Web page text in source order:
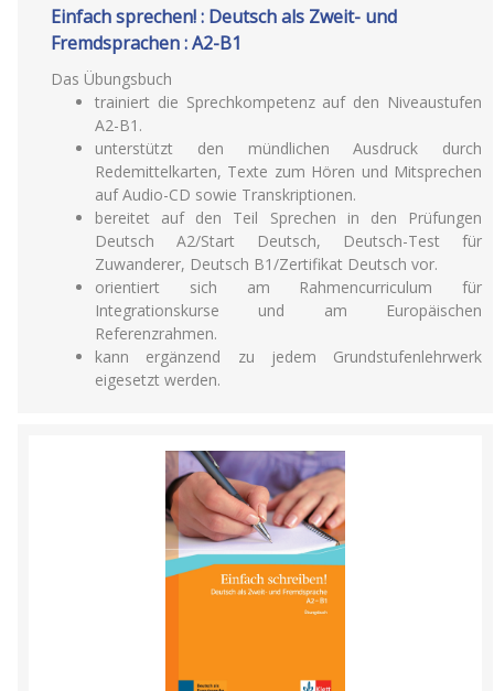
Einfach sprechen! : Deutsch als Zweit- und
Fremdsprachen : A2-B1
Das Übungsbuch
trainiert die Sprechkompetenz auf den Niveaustufen
A2-B1.
unterstützt den mündlichen Ausdruck durch
Redemittelkarten, Texte zum Hören und Mitsprechen
auf Audio-CD sowie Transkriptionen.
bereitet auf den Teil Sprechen in den Prüfungen
Deutsch A2/Start Deutsch, Deutsch-Test für
Zuwanderer, Deutsch B1/Zertifikat Deutsch vor.
orientiert sich am Rahmencurriculum für
Integrationskurse und am Europäischen
Referenzrahmen.
kann ergänzend zu jedem Grundstufenlehrwerk
eigesetzt werden.